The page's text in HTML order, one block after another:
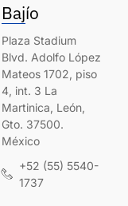
Bajío
Plaza Stadium
Blvd. Adolfo López
Mateos 1702, piso
4, int. 3 La
Martinica, León,
Gto. 37500.
México
+52 (55) 5540-
1737